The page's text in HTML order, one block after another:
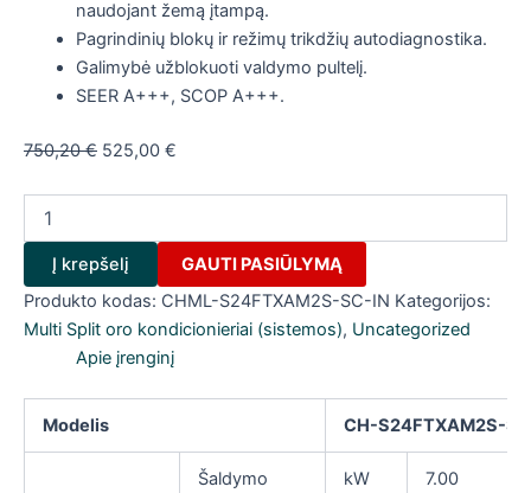
naudojant žemą įtampą.
Pagrindinių blokų ir režimų trikdžių autodiagnostika.
Galimybė užblokuoti valdymo pultelį.
SEER A+++, SCOP A+++.
750,20€ Original
525,00 €
kiekis:
Cooper&Hunter
sieninis
blokas
SUPREME
Inverter
CHML-
S24FTXAM2S-
Į krepšelį
GAUTI PASIŪLYMĄ
Produkto kodas: CHML-S24FTXAM2S-SC-IN Kategorijos:
Multi Split oro kondicionieriai (sistemos), Uncategorized
Apie įrenginį
Modelis CH-S24FTXAM2S-
Šaldymo kW 7.00